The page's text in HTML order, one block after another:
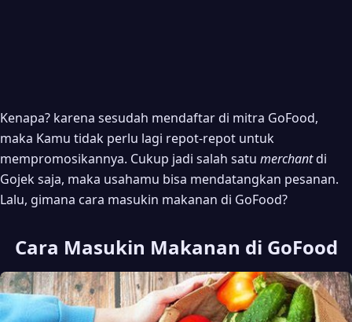
Kenapa? karena sesudah mendaftar di mitra GoFood,
maka Kamu tidak perlu lagi repot-repot untuk
mempromosikannya. Cukup jadi salah satu merchantdi
Gojek saja, maka usahamu bisa mendatangkan pesanan.
Lalu, gimana cara masukin makanan di GoFood?
Cara Masukin Makanan di GoFood